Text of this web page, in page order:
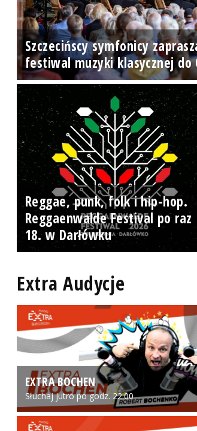
Szczecińscy symfonicy
festiwal muzyki klasycznej do
Reggae, punk, folk i hip-hop.
Reggaenwalde Festival po raz
18. w Darłówku
Extra Audycje
EXTRA BOCHEN
Słuchaj jutro po godz. 22:00